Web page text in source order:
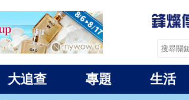
大追查 專題 生活